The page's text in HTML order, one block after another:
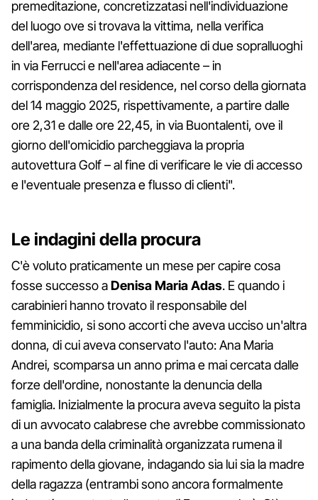
premeditazione, concretizzatasi nell'individuazione
del luogo ove si trovava la vittima, nella verifica
dell'area, mediante l'effettuazione di due sopralluoghi
in via Ferrucci e nell'area adiacente – in
corrispondenza del residence, nel corso della giornata
del 14 maggio 2025, rispettivamente, a partire dalle
ore 2,31 e dalle ore 22,45, in via Buontalenti, ove il
giorno dell'omicidio parcheggiava la propria
autovettura Golf – al fine di verificare le vie di accesso
e l'eventuale presenza e flusso di clienti".
Le indagini della procura
C'è voluto praticamente un mese per capire cosa
fosse successo aDenisa Maria Adas. E quando i
carabinieri hanno trovato il responsabile del
femminicidio, si sono accorti che aveva ucciso un'altra
donna, di cui aveva conservato l'auto: Ana Maria
Andrei, scomparsa un anno prima e mai cercata dalle
forze dell'ordine, nonostante la denuncia della
famiglia. Inizialmente la procura aveva seguito la pista
di un avvocato calabrese che avrebbe commissionato
a una banda della criminalità organizzata rumena il
rapimento della giovane, indagando sia lui sia la madre
della ragazza (entrambi sono ancora formalmente